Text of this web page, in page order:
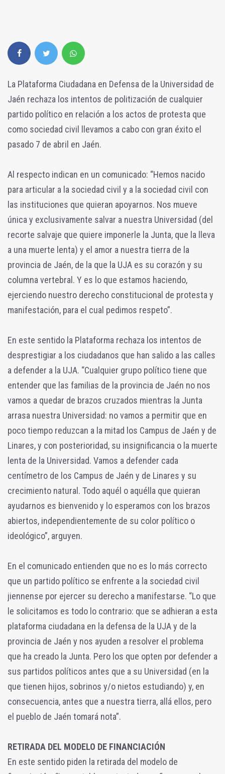
La Plataforma Ciudadana en Defensa de la Universidad de
Jaén rechaza los intentos de politización de cualquier
partido político en relación a los actos de protesta que
como sociedad civil llevamos a cabo con gran éxito el
pasado 7 de abril en Jaén.
Al respecto indican en un comunicado: “Hemos nacido
para articular a la sociedad civil y a la sociedad civil con
las instituciones que quieran apoyarnos. Nos mueve
única y exclusivamente salvar a nuestra Universidad (del
recorte salvaje que quiere imponerle la Junta, que la lleva
a una muerte lenta) y el amor a nuestra tierra de la
provincia de Jaén, de la que la UJA es su corazón y su
columna vertebral. Y es lo que estamos haciendo,
ejerciendo nuestro derecho constitucional de protesta y
manifestación, para el cual pedimos respeto”.
En este sentido la Plataforma rechaza los intentos de
desprestigiar a los ciudadanos que han salido a las calles
a defender a la UJA. “Cualquier grupo político tiene que
entender que las familias de la provincia de Jaén no nos
vamos a quedar de brazos cruzados mientras la Junta
arrasa nuestra Universidad: no vamos a permitir que en
poco tiempo reduzcan a la mitad los Campus de Jaén y de
Linares, y con posterioridad, su insignificancia o la muerte
lenta de la Universidad. Vamos a defender cada
centímetro de los Campus de Jaén y de Linares y su
crecimiento natural. Todo aquél o aquélla que quieran
ayudarnos es bienvenido y lo esperamos con los brazos
abiertos, independientemente de su color político o
ideológico”, arguyen.
En el comunicado entienden que no es lo más correcto
que un partido político se enfrente a la sociedad civil
jiennense por ejercer su derecho a manifestarse. “Lo que
le solicitamos es todo lo contrario: que se adhieran a esta
plataforma ciudadana en la defensa de la UJA y de la
provincia de Jaén y nos ayuden a resolver el problema
que ha creado la Junta. Pero los que opten por defender a
sus partidos políticos antes que a su Universidad (en la
que tienen hijos, sobrinos y/o nietos estudiando) y, en
consecuencia, antes que a nuestra tierra, allá ellos, pero
el pueblo de Jaén tomará nota”.
RETIRADA DEL MODELO DE FINANCIACIÓN
En este sentido piden la retirada del modelo de